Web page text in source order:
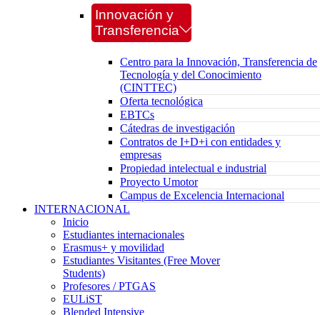
Innovación y
Transferencia
Centro para la Innovación, Transferencia de
Tecnología y del Conocimiento
(CINTTEC)
Oferta tecnológica
EBTCs
Cátedras de investigación
Contratos de I+D+i con entidades y
empresas
Propiedad intelectual e industrial
Proyecto Umotor
Campus de Excelencia Internacional
INTERNACIONAL
Inicio
Estudiantes internacionales
Erasmus+ y movilidad
Estudiantes Visitantes (Free Mover
Students)
Profesores / PTGAS
EULiST
Blended Intensive